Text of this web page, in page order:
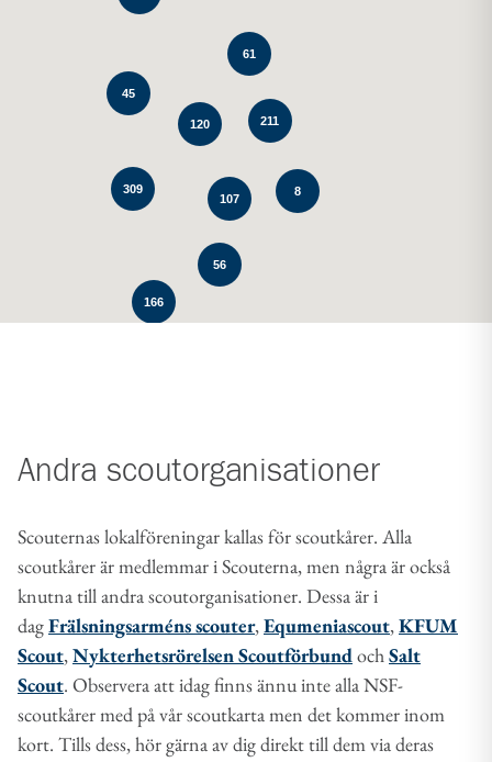
211
120
309
166
107
61
45
56
8
Andra scoutorganisationer
Scouternas lokalföreningar kallas för scoutkårer. Alla
scoutkårer är medlemmar i Scouterna, men några är också
knutna till andra scoutorganisationer. Dessa är i
dagFrälsningsarméns scouter,Equmeniascout,KFUM
Scout,Nykterhetsrörelsen ScoutförbundochSalt
Scout. Observera att idag finns ännu inte alla NSF-
scoutkårer med på vår scoutkarta men det kommer inom
kort. Tills dess, hör gärna av dig direkt till dem via deras